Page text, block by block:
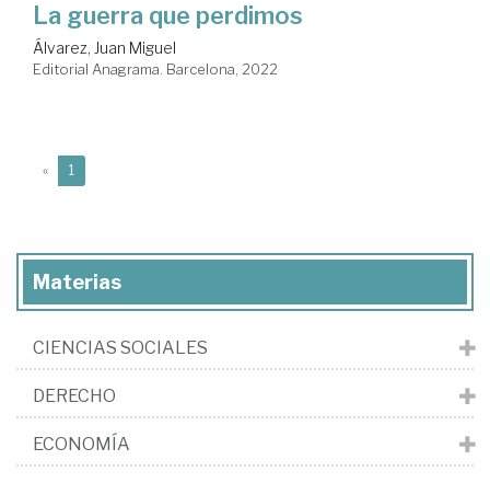
La guerra que perdimos
Álvarez, Juan Miguel
Editorial Anagrama. Barcelona, 2022
« 1
Materias
CIENCIAS SOCIALES
DERECHO
ECONOMÍA